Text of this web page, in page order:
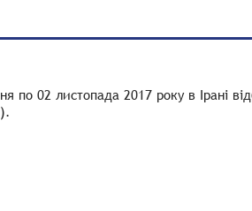
по 02 листопада 2017 року в Ірані